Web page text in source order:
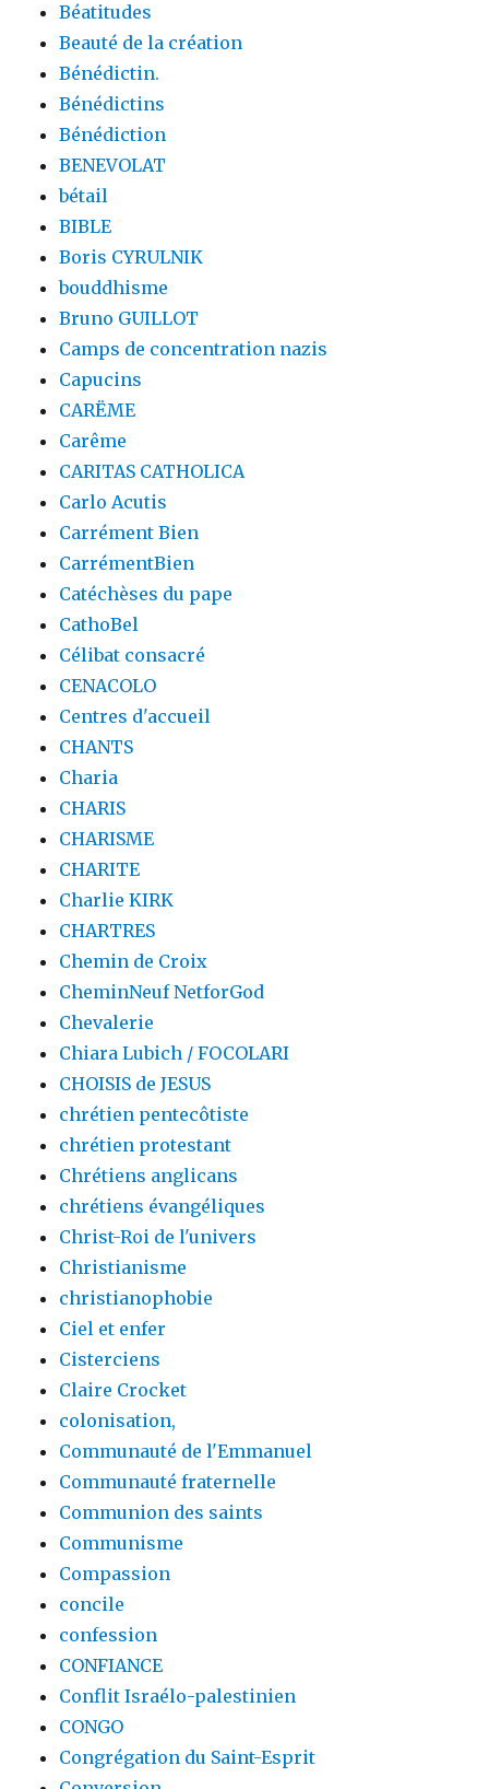
Béatitudes
Beauté de la création
Bénédictin.
Bénédictins
Bénédiction
BENEVOLAT
bétail
BIBLE
Boris CYRULNIK
bouddhisme
Bruno GUILLOT
Camps de concentration nazis
Capucins
CARËME
Carême
CARITAS CATHOLICA
Carlo Acutis
Carrément Bien
CarrémentBien
Catéchèses du pape
CathoBel
Célibat consacré
CENACOLO
Centres d'accueil
CHANTS
Charia
CHARIS
CHARISME
CHARITE
Charlie KIRK
CHARTRES
Chemin de Croix
CheminNeuf NetforGod
Chevalerie
Chiara Lubich / FOCOLARI
CHOISIS de JESUS
chrétien pentecôtiste
chrétien protestant
Chrétiens anglicans
chrétiens évangéliques
Christ-Roi de l'univers
Christianisme
christianophobie
Ciel et enfer
Cisterciens
Claire Crocket
colonisation,
Communauté de l'Emmanuel
Communauté fraternelle
Communion des saints
Communisme
Compassion
concile
confession
CONFIANCE
Conflit Israélo-palestinien
CONGO
Congrégation du Saint-Esprit